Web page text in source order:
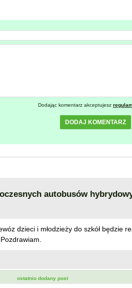
Dodając komentarz akceptujesz
DODAJ KOMENTARZ
autobusów
dzieci i młodzieży do szkół będzie
ostatnio dodany post